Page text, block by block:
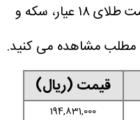
جدیدترین قیمت طلای ۱۸ عیار، سکه و
قیمت (ریال)
194,831,000